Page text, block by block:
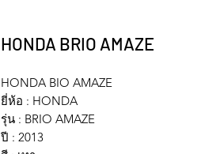
HONDA BRIO AMAZE
HONDA BIO AMAZE
ยี่ห้อ : HONDA
รุ่น : BRIO AMAZE
ปี : 2013